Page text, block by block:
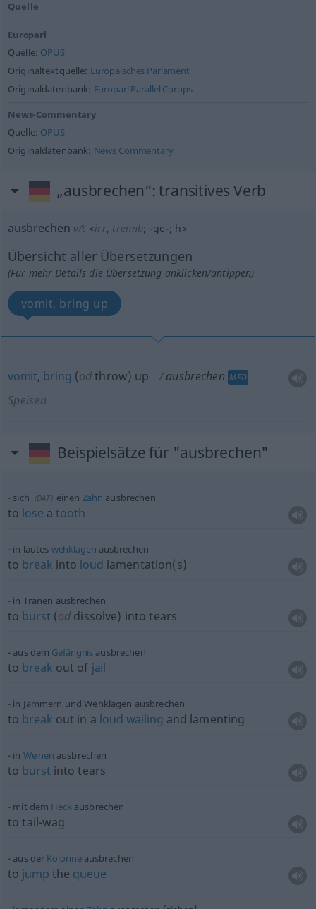
Quelle
Europarl
Quelle: OPUS
Originaltextquelle: Europäisches Parlament
Originaldatenbank: Europarl Parallel Corups
News-Commentary
Quelle: OPUS
Originaldatenbank: News Commentary
„ausbrechen“: transitives Verb
ausbrechen v/t <irr, trennb; -ge-; h>
Übersicht aller Übersetzungen
(Für mehr Details die Übersetzung anklicken/antippen)
vomit, bring up
vomit, bring (odthrow) up ausbrechen MED
Speisen
Beispielsätze für "ausbrechen"
sich (DAT) einen Zahn ausbrechen
to lose atooth
in lautes wehklagen ausbrechen
to break into loud lamentation(s)
in Tränen ausbrechen
to burst (od dissolve) into tears
aus dem Gefängnis ausbrechen
to break out of jail
in Jammern und Wehklagen ausbrechen
to break out in a loud wailing and lamenting
in Weinen ausbrechen
to burst into tears
mit dem Heckausbrechen
to tail-wag
aus der Kolonneausbrechen
to jump the queue